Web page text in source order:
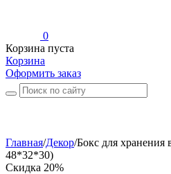
0
Корзина пуста
Корзина
Оформить заказ
Главная/Декор/Бокс для
48*32*30)
Скидка 20%